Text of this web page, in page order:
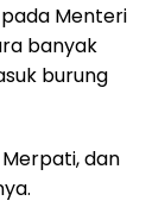
Menteri
banyak
burung
dan